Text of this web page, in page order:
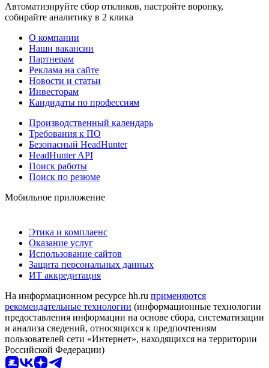
Автоматизируйте сбор откликов, настройте воронку,
собирайте аналитику в 2 клика
О компании
Наши вакансии
Партнерам
Реклама на сайте
Новости и статьи
Инвесторам
Кандидаты по профессиям
Производственный календарь
Требования к ПО
Безопасный HeadHunter
HeadHunter API
Поиск работы
Поиск по резюме
Мобильное приложение
Этика и комплаенс
Оказание услуг
Использование сайтов
Защита персональных данных
ИТ аккредитация
На информационном ресурсе hh.ru применяются
рекомендательные технологии (информационные технологии
предоставления информации на основе сбора, систематизации
и анализа сведений, относящихся к предпочтениям
пользователей сети «Интернет», находящихся на территории
Российской Федерации)